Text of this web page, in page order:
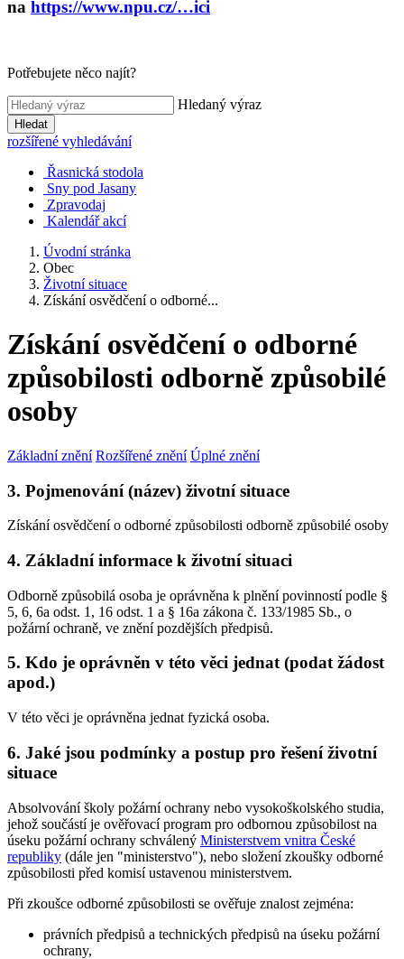
na https://www.npu.cz/…ici
Potřebujete něco najít?
Hledaný výraz
Hledat
rozšířené vyhledávání
Řasnická stodola
Sny pod Jasany
Zpravodaj
Kalendář akcí
Úvodní stránka
Obec
Životní situace
Získání osvědčení o odborné...
Získání osvědčení o odborné
způsobilosti odborně způsobilé
osoby
Základní znění Rozšířené znění Úplné znění
3. Pojmenování (název) životní situace
Získání osvědčení o odborné způsobilosti odborně způsobilé osoby
4. Základní informace k životní situaci
Odborně způsobilá osoba je oprávněna k plnění povinností podle §
5, 6, 6a odst. 1, 16 odst. 1 a § 16a zákona č. 133/1985 Sb., o
požární ochraně, ve znění pozdějších předpisů.
5. Kdo je oprávněn v této věci jednat (podat žádost
apod.)
V této věci je oprávněna jednat fyzická osoba.
6. Jaké jsou podmínky a postup pro řešení životní
situace
Absolvování školy požární ochrany nebo vysokoškolského studia,
jehož součástí je ověřovací program pro odbornou způsobilost na
úseku požární ochrany schválený Ministerstvem vnitra České
republiky (dále jen "ministerstvo"), nebo složení zkoušky odborné
způsobilosti před komisí ustavenou ministerstvem.
Při zkoušce odborné způsobilosti se ověřuje znalost zejména:
právních předpisů a technických předpisů na úseku požární
ochrany,